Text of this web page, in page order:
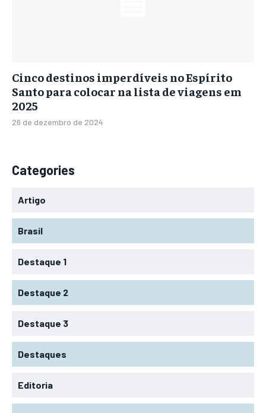
Cinco destinos imperdíveis no Espírito
Santo para colocar na lista de viagens em
2025
26 de dezembro de 2024
Categories
Artigo
Brasil
Destaque 1
Destaque 2
Destaque 3
Destaques
Editoria